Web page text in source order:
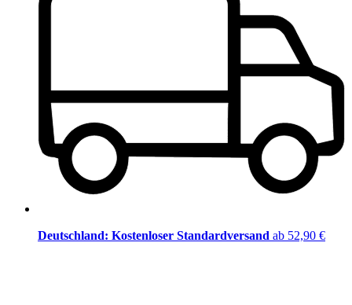
Deutschland: Kostenloser Standardversand ab 52,90 €